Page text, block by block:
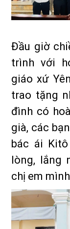
Đầu giờ
trình với
giáo xứ
trao tặng
đình có
già, các
bác ái
lòng, lắng
chị em